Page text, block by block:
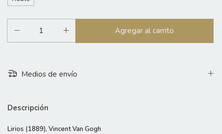
Medios de envío
Descripción
Lirios (1889), Vincent Van Gogh